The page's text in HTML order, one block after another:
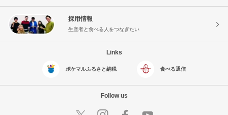
採用情報
生産者と食べる人をつなぎたい
Links
ポケマルふるさと納税 食べる通信
Follow us